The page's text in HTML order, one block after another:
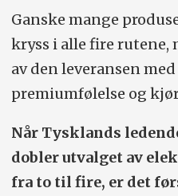
Ganske mange
kryss i alle fire
av den leveransen
premiumfølelse og
Når Tysklands
dobler utvalget av
fra to til fire, er det